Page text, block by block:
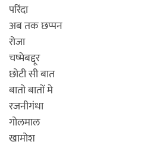
परिंदा
अब तक छप्पन
रोजा
चष्मेबद्दूर
छोटी सी बात
बातो बातों मे
रजनीगंधा
गोलमाल
खामोश